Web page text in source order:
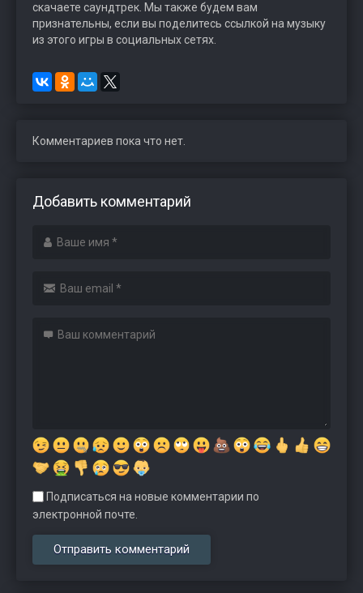
скачаете саундтрек. Мы также будем вам
признательны, если вы поделитесь ссылкой на музыку
из этого игры в социальных сетях.
Комментариев пока что нет.
Добавить комментарий
Подписаться на новые комментарии по
электронной почте.